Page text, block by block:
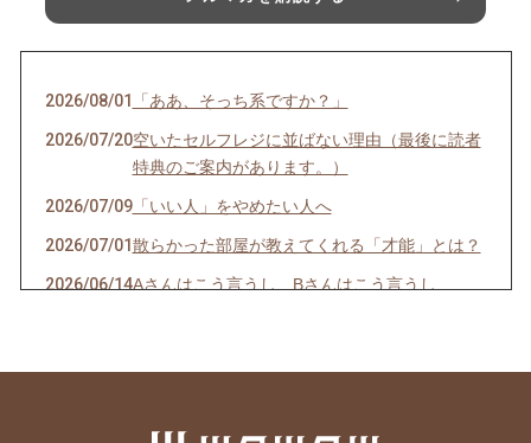
2026/08/01 「ああ、そっち系ですか？」
2026/07/20空いたセルフレジに並ばない理由（最後に読者
特典のご案内があります。）
2026/07/09「いい人」をやめたい人へ
2026/07/01散らかった部屋が教えてくれる「才能」とは？
2026/06/14Aさんはこう言うし、Bさんはこう言うし…
護師さんの動画紹介です）